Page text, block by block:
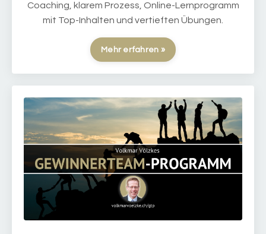
Coaching, klarem Prozess, Online-Lernprogramm
mit Top-Inhalten und vertieften Übungen.
Mehr erfahren »